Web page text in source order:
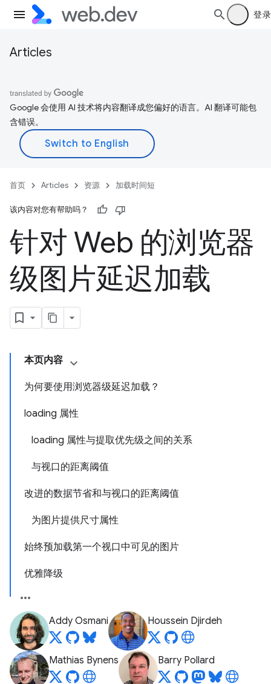
登录
Articles
Google 会使用 AI 技术将内容翻译成您偏好的语言。AI 翻译可能包
含错误。
首页 Articles 资源 加载时间短
该内容对您有帮助吗？
针对 Web 的浏览器
级图片延迟加载
本页内容
为何要使用浏览器级延迟加载？
loading 属性
loading 属性与提取优先级之间的关系
与视口的距离阈值
改进的数据节省和与视口的距离阈值
为图片提供尺寸属性
始终预加载第一个视口中可见的图片
优雅降级
Addy Osmani Houssein Djirdeh
Mathias Bynens Barry Pollard